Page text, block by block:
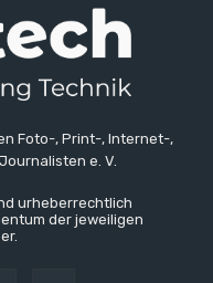
Foto-, Print-, Internet-,
e. V.
urheberrechtlich
der jeweiligen